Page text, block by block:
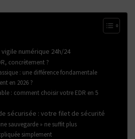
numérique 24h/24
concrètement ?
: une différence fondamentale
en 2026 ?
: comment choisir votre EDR en 5
sécurisée : votre filet de sécurité
sauvegarde » ne suffit plus
simplement